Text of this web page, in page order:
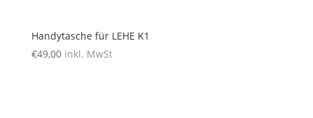
Handytasche für LEHE K1
€49,00 inkl. MwSt